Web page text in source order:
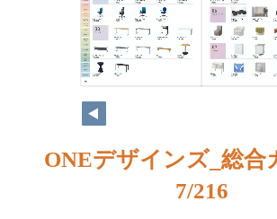
ONEデザインズ_総合
7/216